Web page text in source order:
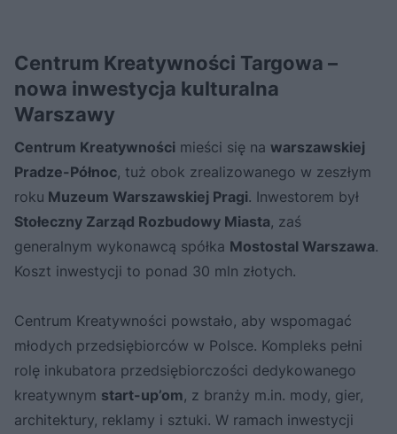
Centrum Kreatywności Targowa –
nowa inwestycja kulturalna
Warszawy
Centrum Kreatywności mieści się na warszawskiej
Pradze-Północ, tuż obok zrealizowanego w zeszłym
roku Muzeum Warszawskiej Pragi. Inwestorem był
Stołeczny Zarząd Rozbudowy Miasta, zaś
generalnym wykonawcą spółka Mostostal Warszawa.
Koszt inwestycji to ponad 30 mln złotych.
Centrum Kreatywności powstało, aby wspomagać
młodych przedsiębiorców w Polsce. Kompleks pełni
rolę inkubatora przedsiębiorczości dedykowanego
kreatywnym start-up’om, z branży m.in. mody, gier,
architektury, reklamy i sztuki. W ramach inwestycji